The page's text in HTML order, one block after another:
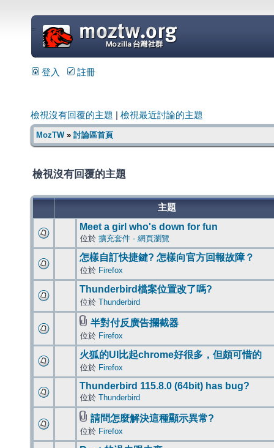
=
登入 註冊
檢視沒有回覆的主題 檢視最近討論的主題
MozTW» 討論區首頁
檢視沒有回覆的主題
主題
Meet a girl who's down for fun
位於 擴充套件 - 網頁瀏覽
怎樣自訂快捷鍵? 怎樣向官方回報故障？
位於 Firefox
Thunderbird檔案位置改了嗎?
位於 Thunderbird
半對付反廣告攔截器
位於 Firefox
火狐的UI比起chrome好很多，但頗可惜的
位於 Firefox
Thunderbird 115.8.0 (64bit) has bug?
位於 Thunderbird
請問怎麼解決這種顯示異常?
位於 Firefox